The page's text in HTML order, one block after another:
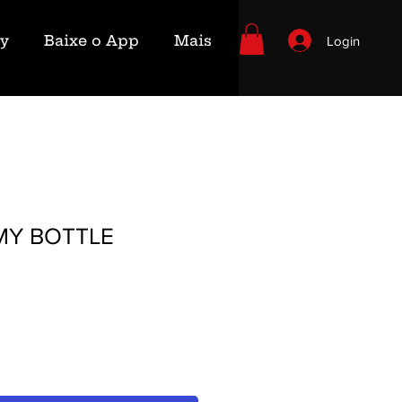
Baixe o App Mais Login
BOTTLE